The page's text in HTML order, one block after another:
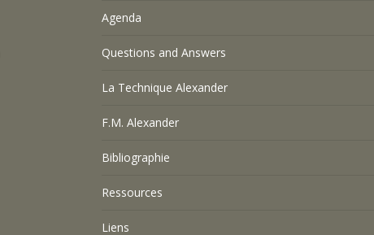
Agenda
Questions and Answers
La Technique Alexander
F.M. Alexander
Bibliographie
Ressources
Liens